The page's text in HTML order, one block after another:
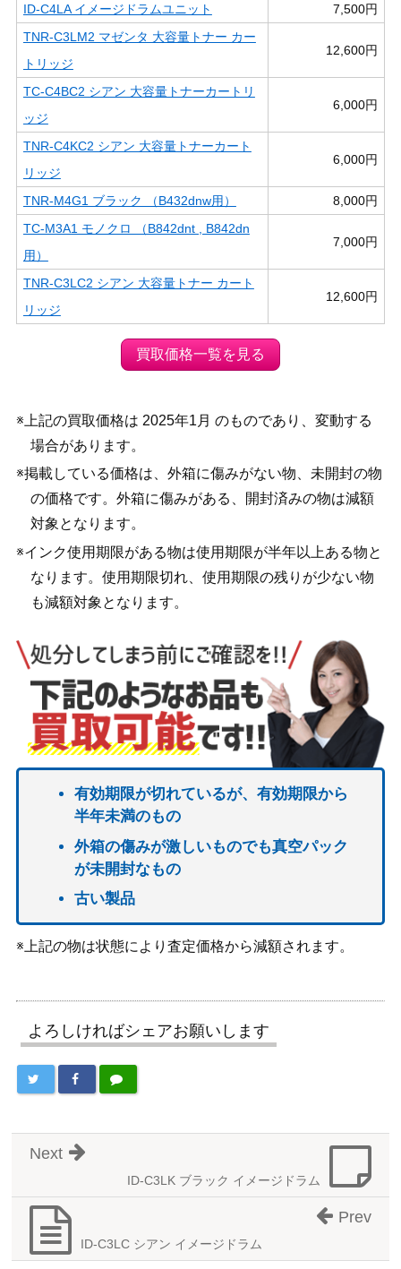
ID-C4LA イメージドラムユニット
7,500円
TNR-C3LM2 マゼンタ 大容量トナー カー
トリッジ
12,600円
TC-C4BC2 シアン 大容量トナーカートリ
ッジ
6,000円
TNR-C4KC2 シアン 大容量トナーカート
リッジ
6,000円
TNR-M4G1 ブラック （B432dnw用）
8,000円
TC-M3A1 モノクロ （B842dnt , B842dn
用）
7,000円
TNR-C3LC2 シアン 大容量トナー カート
リッジ
12,600円
買取価格一覧を見る
※上記の買取価格は 2025年1月 のものであり、変動する
場合があります。
※掲載している価格は、外箱に傷みがない物、未開封の物
の価格です。外箱に傷みがある、開封済みの物は減額
対象となります。
※インク使用期限がある物は使用期限が半年以上ある物と
なります。使用期限切れ、使用期限の残りが少ない物
も減額対象となります。
有効期限が切れているが、有効期限から
半年未満のもの
外箱の傷みが激しいものでも真空パック
が未開封なもの
古い製品
※上記の物は状態により査定価格から減額されます。
よろしければシェアお願いします
ID-C3LK ブラック イメージドラム
Next
ID-C3LC シアン イメージドラム
Prev